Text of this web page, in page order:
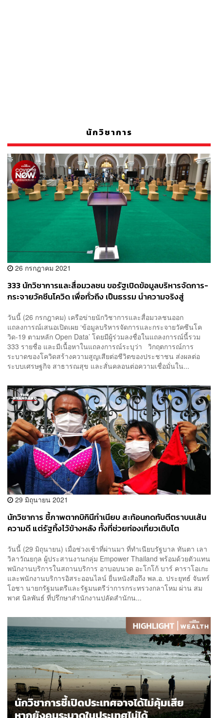
นักวิชาการ
26 กรกฎาคม 2021
333 นักวิชาการและสื่อมวลชน ขอรัฐเปิดข้อมูลบริหารจัดการ-
กระจายวัคซีนโควิด เพื่อทั่วถึง เป็นธรรม นำความจริงสู่
วันนี้ (26 กรกฎาคม) เครือข่ายนักวิชาการและสื่อมวลชนออก
แถลงการณ์เสนอเปิดเผย ‘ข้อมูลบริหารจัดการและกระจายวัคซีนโค
วิด-19 ตามหลัก Open Data’ โดยมีผู้ร่วมลงชื่อในแถลงการณ์นี้รวม
333 รายชื่อ และมีเนื้อหาในแถลงการณ์ระบุว่า วิกฤตการณ์การ
ระบาดของโควิดสร้างความสูญเสียต่อชีวิตของประชาชน ส่งผลต่อ
ระบบเศรษฐกิจ สาธารณสุข และสั่นคลอนต่อความเชื่อมั่นใน...
29 มิถุนายน 2021
นักวิชาการ ชี้ภาพตากบิกินีทำเนียบ สะท้อนกดทับตีตราบนเส้น
ความดี แต่รัฐทิ้งไว้ข้างหลัง ทั้งที่ช่วยท่องเที่ยวเติบโต
วันนี้ (29 มิถุนายน) เมื่อช่วงเช้าที่ผ่านมา ที่ทำเนียบรัฐบาล ทันตา เลา
วิลาวัณยกุล ผู้ประสานงานกลุ่ม Empower Thailand พร้อมด้วยตัวแทน
พนักงานบริการในสถานบริการ อาบอบนวด อะโกโก้ บาร์ คาราโอเกะ
และพนักงานบริการอิสระออนไลน์ ยื่นหนังสือถึง พล.อ. ประยุทธ์ จันทร์
โอชา นายกรัฐมนตรีและรัฐมนตรีว่าการกระทรวงกลาโหม ผ่าน สม
พาศ นิลพันธ์ ที่ปรึกษาสำนักงานปลัดสำนักน...